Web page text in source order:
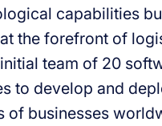
capabilities
the forefront of
team of 20
to develop and
of businesses